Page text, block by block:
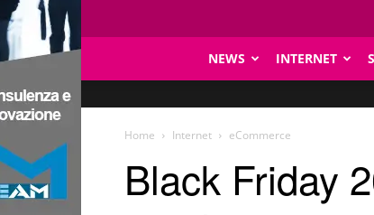
NEWS INTERNET
Home Internet eCommerce
Black Friday